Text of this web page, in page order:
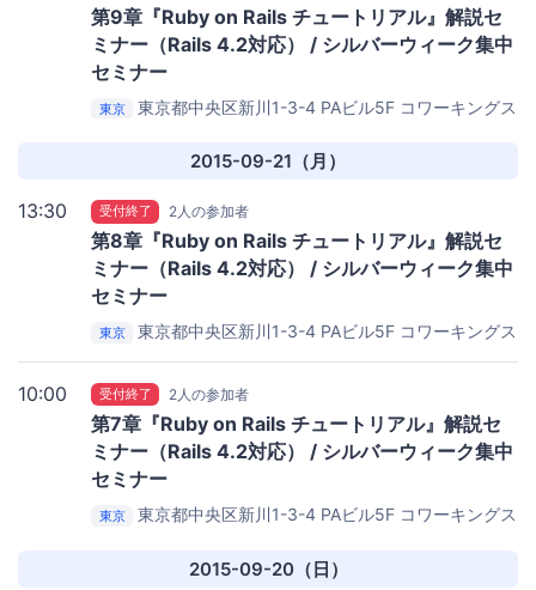
第9章『Ruby on Rails チュートリアル』解説セ
ミナー（Rails 4.2対応） / シルバーウィーク集中
セミナー
東京 東京都中央区新川1-3-4 PAビル5F コワーキングス
2015-09-21（月）
13:30 受付終了 2人の参加者
第8章『Ruby on Rails チュートリアル』解説セ
ミナー（Rails 4.2対応） / シルバーウィーク集中
セミナー
東京 東京都中央区新川1-3-4 PAビル5F コワーキングス
10:00 受付終了 2人の参加者
第7章『Ruby on Rails チュートリアル』解説セ
ミナー（Rails 4.2対応） / シルバーウィーク集中
セミナー
東京 東京都中央区新川1-3-4 PAビル5F コワーキングス
2015-09-20（日）